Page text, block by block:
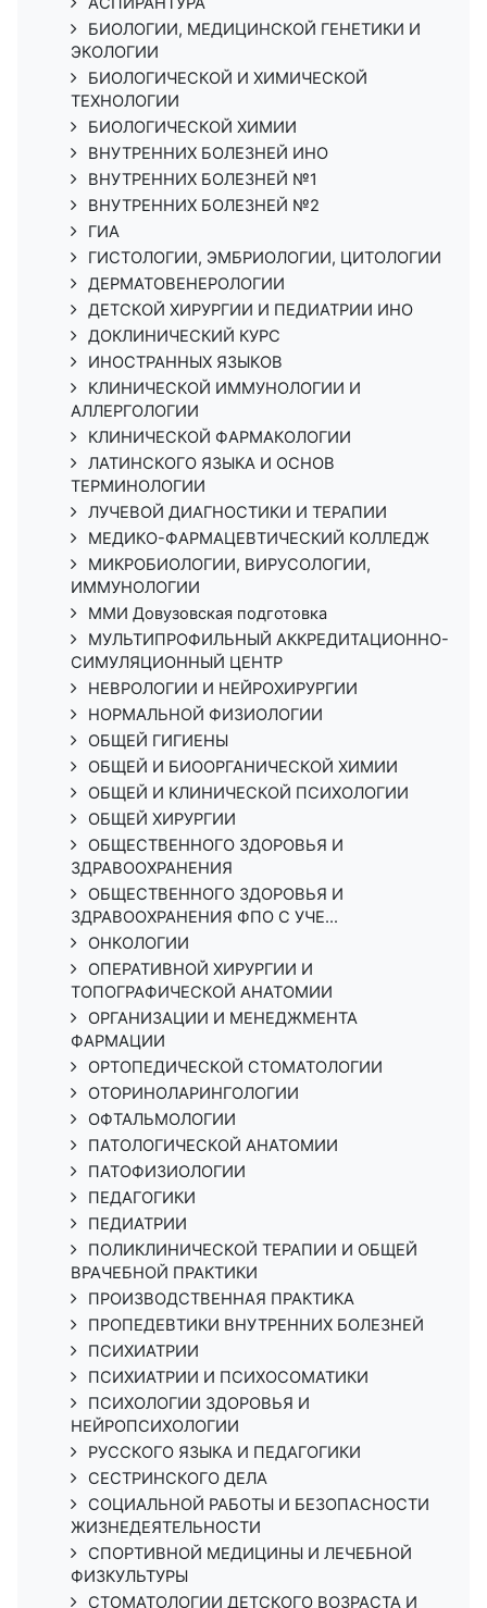
БИОЛОГИИ, МЕДИЦИНСКОЙ ГЕНЕТИКИ И
ЭКОЛОГИИ
БИОЛОГИЧЕСКОЙ И ХИМИЧЕСКОЙ
ТЕХНОЛОГИИ
БИОЛОГИЧЕСКОЙ ХИМИИ
ВНУТРЕННИХ БОЛЕЗНЕЙ ИНО
ВНУТРЕННИХ БОЛЕЗНЕЙ №1
ВНУТРЕННИХ БОЛЕЗНЕЙ №2
ГИА
ГИСТОЛОГИИ, ЭМБРИОЛОГИИ, ЦИТОЛОГИИ
ДЕРМАТОВЕНЕРОЛОГИИ
ДЕТСКОЙ ХИРУРГИИ И ПЕДИАТРИИ ИНО
ДОКЛИНИЧЕСКИЙ КУРС
ИНОСТРАННЫХ ЯЗЫКОВ
КЛИНИЧЕСКОЙ ИММУНОЛОГИИ И
АЛЛЕРГОЛОГИИ
КЛИНИЧЕСКОЙ ФАРМАКОЛОГИИ
ЛАТИНСКОГО ЯЗЫКА И ОСНОВ
ТЕРМИНОЛОГИИ
ЛУЧЕВОЙ ДИАГНОСТИКИ И ТЕРАПИИ
МЕДИКО-ФАРМАЦЕВТИЧЕСКИЙ КОЛЛЕДЖ
МИКРОБИОЛОГИИ, ВИРУСОЛОГИИ,
ИММУНОЛОГИИ
ММИ Довузовская подготовка
МУЛЬТИПРОФИЛЬНЫЙ АККРЕДИТАЦИОННО-
СИМУЛЯЦИОННЫЙ ЦЕНТР
НЕВРОЛОГИИ И НЕЙРОХИРУРГИИ
НОРМАЛЬНОЙ ФИЗИОЛОГИИ
ОБЩЕЙ ГИГИЕНЫ
ОБЩЕЙ И БИООРГАНИЧЕСКОЙ ХИМИИ
ОБЩЕЙ И КЛИНИЧЕСКОЙ ПСИХОЛОГИИ
ОБЩЕЙ ХИРУРГИИ
ОБЩЕСТВЕННОГО ЗДОРОВЬЯ И
ЗДРАВООХРАНЕНИЯ
ОБЩЕСТВЕННОГО ЗДОРОВЬЯ И
ЗДРАВООХРАНЕНИЯ ФПО С УЧЕ...
ОНКОЛОГИИ
ОПЕРАТИВНОЙ ХИРУРГИИ И
ТОПОГРАФИЧЕСКОЙ АНАТОМИИ
ОРГАНИЗАЦИИ И МЕНЕДЖМЕНТА
ФАРМАЦИИ
ОРТОПЕДИЧЕСКОЙ СТОМАТОЛОГИИ
ОТОРИНОЛАРИНГОЛОГИИ
ОФТАЛЬМОЛОГИИ
ПАТОЛОГИЧЕСКОЙ АНАТОМИИ
ПАТОФИЗИОЛОГИИ
ПЕДАГОГИКИ
ПЕДИАТРИИ
ПОЛИКЛИНИЧЕСКОЙ ТЕРАПИИ И ОБЩЕЙ
ВРАЧЕБНОЙ ПРАКТИКИ
ПРОИЗВОДСТВЕННАЯ ПРАКТИКА
ПРОПЕДЕВТИКИ ВНУТРЕННИХ БОЛЕЗНЕЙ
ПСИХИАТРИИ
ПСИХИАТРИИ И ПСИХОСОМАТИКИ
ПСИХОЛОГИИ ЗДОРОВЬЯ И
НЕЙРОПСИХОЛОГИИ
РУССКОГО ЯЗЫКА И ПЕДАГОГИКИ
СЕСТРИНСКОГО ДЕЛА
СОЦИАЛЬНОЙ РАБОТЫ И БЕЗОПАСНОСТИ
ЖИЗНЕДЕЯТЕЛЬНОСТИ
СПОРТИВНОЙ МЕДИЦИНЫ И ЛЕЧЕБНОЙ
ФИЗКУЛЬТУРЫ
СТОМАТОЛОГИИ ДЕТСКОГО ВОЗРАСТА И